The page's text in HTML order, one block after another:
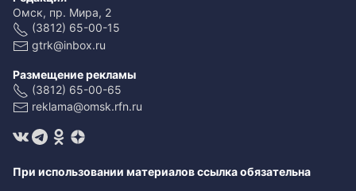
Омск, пр. Мира, 2
(3812) 65-00-15
gtrk@inbox.ru
Размещение рекламы
(3812) 65-00-65
reklama@omsk.rfn.ru
При использовании материалов ссылка обязательна